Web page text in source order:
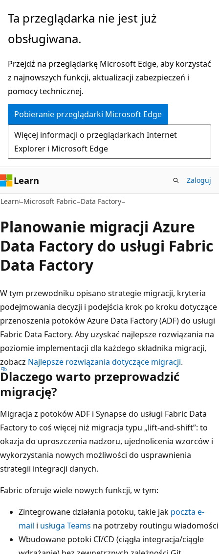
Przejdź
głównej
Ta przeglądarka nie jest już
obsługiwana.
Przejdź na przeglądarkę Microsoft Edge, aby korzystać
z najnowszych funkcji, aktualizacji zabezpieczeń i
pomocy technicznej.
Pobieranie przeglądarki Microsoft Edge
Więcej informacji o przeglądarkach Internet
Explorer i Microsoft Edge
Learn Zaloguj
Learn Microsoft Fabric Data Factory
Planowanie migracji Azure
Data Factory do usługi Fabric
Data Factory
W tym przewodniku opisano strategie migracji, kryteria
podejmowania decyzji i podejścia krok po kroku dotyczące
przenoszenia potoków Azure Data Factory (ADF) do usługi
Fabric Data Factory. Aby uzyskać najlepsze rozwiązania na
poziomie implementacji dla każdego składnika migracji,
zobacz Najlepsze rozwiązania dotyczące migracji.
Dlaczego warto przeprowadzić
migrację?
Migracja z potoków ADF i Synapse do usługi Fabric Data
Factory to coś więcej niż migracja typu „lift-and-shift”: to
okazja do uproszczenia nadzoru, ujednolicenia wzorców i
wykorzystania nowych możliwości do usprawnienia
strategii integracji danych.
Fabric oferuje wiele nowych funkcji, w tym:
Zintegrowane działania potoku, takie jak poczta e-
mail i usługa Teams na potrzeby routingu wiadomości
Wbudowane potoki CI/CD (ciągła integracja/ciągłe